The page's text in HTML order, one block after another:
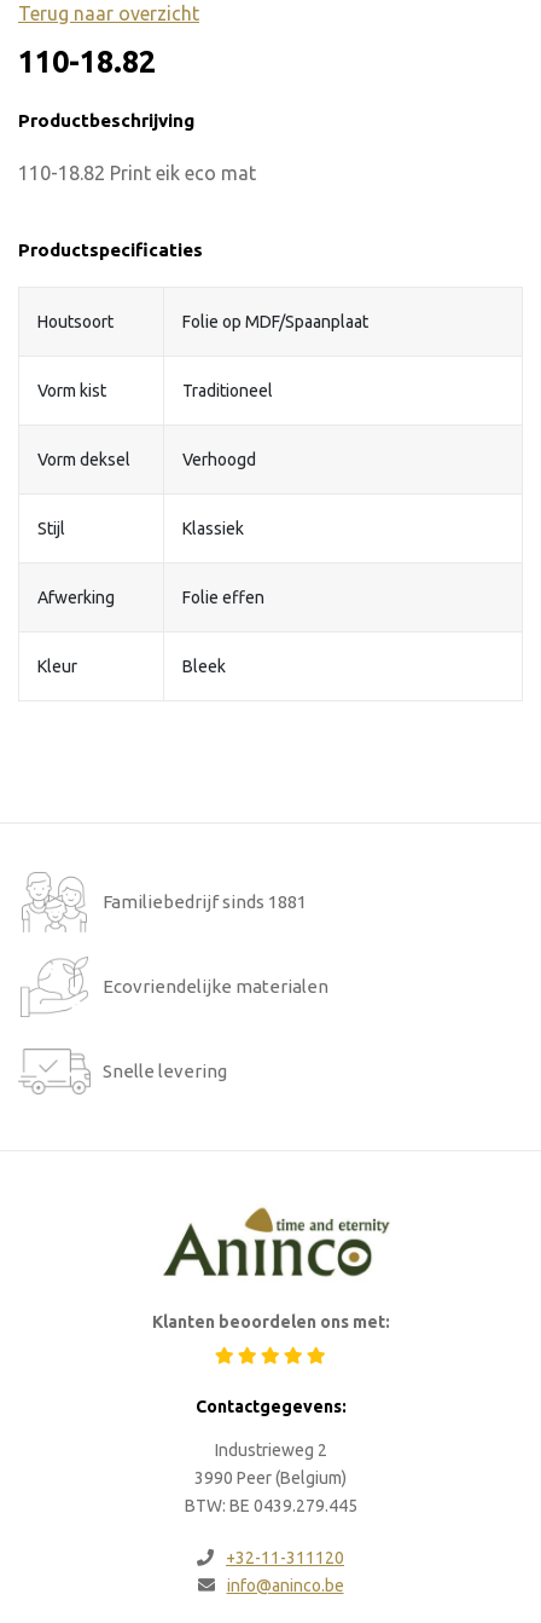
Terug naar overzicht
110-18.82
Productbeschrijving
110-18.82 Print eik eco mat
Productspecificaties
Houtsoort Folie op MDF/Spaanplaat
Vorm kist Traditioneel
Vorm deksel Verhoogd
Stijl Klassiek
Afwerking Folie effen
Kleur Bleek
Familiebedrijf sinds 1881
Ecovriendelijke materialen
Snelle levering
Klanten beoordelen ons met:
Contactgegevens:
Industrieweg 2
3990 Peer (Belgium)
BTW: BE 0439.279.445
+32-11-311120
info@aninco.be